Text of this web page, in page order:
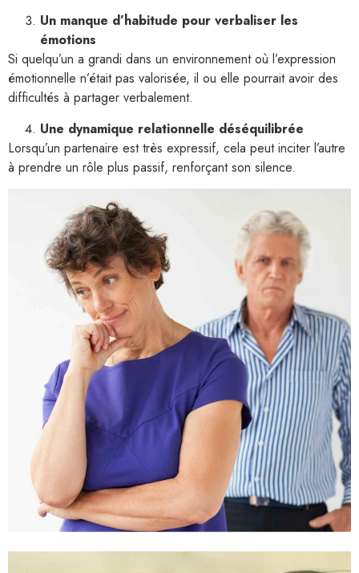
Un manque d’habitude pour verbaliser les
émotions
Si quelqu’un a grandi dans un environnement où l’expression
émotionnelle n’était pas valorisée, il ou elle pourrait avoir des
difficultés à partager verbalement.
Une dynamique relationnelle déséquilibrée
Lorsqu’un partenaire est très expressif, cela peut inciter l’autre
à prendre un rôle plus passif, renforçant son silence.